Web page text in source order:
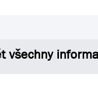
všechny